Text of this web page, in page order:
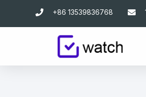
+86 13539836768